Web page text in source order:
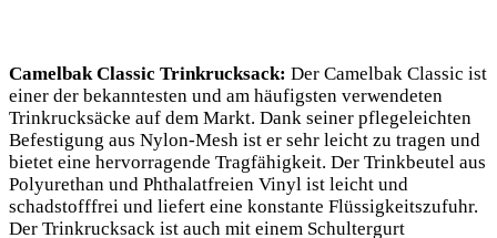
Camelbak ⁣Classic Trinkrucksack: Der ⁣Camelbak Classic ist
einer⁣ der bekanntesten ⁢und am häufigsten verwendeten
Trinkrucksäcke auf dem Markt. Dank⁤ seiner pflegeleichten
Befestigung aus‍ Nylon-Mesh ist er sehr ⁤leicht zu tragen ⁢und
bietet eine hervorragende Tragfähigkeit. ‌Der Trinkbeutel aus
Polyurethan‌ und‌ Phthalatfreien Vinyl ist leicht und
schadstofffrei und liefert eine⁣ konstante Flüssigkeitszufuhr.⁤
Der ⁤Trinkrucksack ist auch mit einem Schultergurt